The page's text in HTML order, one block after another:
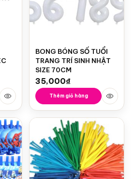
BONG BÓNG SỐ TUỔI
TRANG TRÍ SINH NHẬT
SIZE 70CM
35,000₫
Thêm giỏ hàng